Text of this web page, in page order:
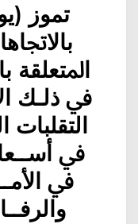
ﺍﳌﺘﻌﻠﻘﺔ
ﰲ ﺫﻟـﻚ
ﰲ
ﰲ